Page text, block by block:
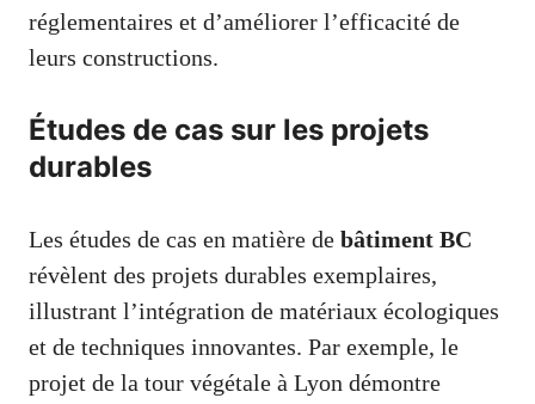
réglementaires et d’améliorer l’efficacité de
leurs constructions.
Études de cas sur les projets
durables
Les études de cas en matière de bâtiment BC
révèlent des projets durables exemplaires,
illustrant l’intégration de matériaux écologiques
et de techniques innovantes. Par exemple, le
projet de la tour végétale à Lyon démontre